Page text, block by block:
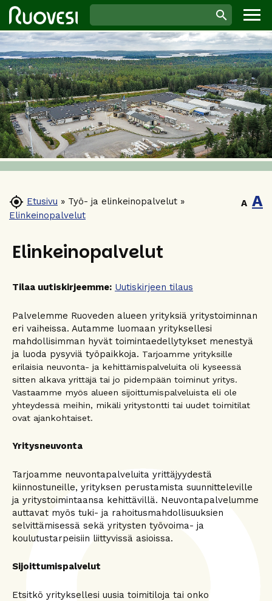
 Etusivu » Työ- ja elinkeinopalvelut »
Elinkeinopalvelut
A A
Elinkeinopalvelut
Tilaa uutiskirjeemme: Uutiskirjeen tilaus
Palvelemme Ruoveden alueen yrityksiä yritystoiminnan
eri vaiheissa. Autamme luomaan yrityksellesi
mahdollisimman hyvät toimintaedellytykset menestyä
ja luoda pysyviä työpaikkoja. Tarjoamme yrityksille
erilaisia neuvonta- ja kehittämispalveluita oli kyseessä
sitten alkava yrittäjä tai jo pidempään toiminut yritys.
Vastaamme myös alueen sijoittumispalveluista eli ole
yhteydessä meihin, mikäli yritystontti tai uudet toimitilat
ovat ajankohtaiset.
Yritysneuvonta
Tarjoamme neuvontapalveluita yrittäjyydestä
kiinnostuneille, yrityksen perustamista suunnitteleville
ja yritystoimintaansa kehittävillä. Neuvontapalvelumme
auttavat myös tuki- ja rahoitusmahdollisuuksien
selvittämisessä sekä yritysten työvoima- ja
koulutustarpeisiin liittyvissä asioissa.
Sijoittumispalvelut
Etsitkö yrityksellesi uusia toimitiloja tai onko